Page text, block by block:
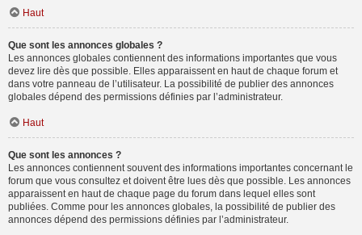
Haut
Que sont les annonces globales ?
Les annonces globales contiennent des informations importantes que vous
devez lire dès que possible. Elles apparaissent en haut de chaque forum et
dans votre panneau de l’utilisateur. La possibilité de publier des annonces
globales dépend des permissions définies par l’administrateur.
Haut
Que sont les annonces ?
Les annonces contiennent souvent des informations importantes concernant le
forum que vous consultez et doivent être lues dès que possible. Les annonces
apparaissent en haut de chaque page du forum dans lequel elles sont
publiées. Comme pour les annonces globales, la possibilité de publier des
annonces dépend des permissions définies par l’administrateur.